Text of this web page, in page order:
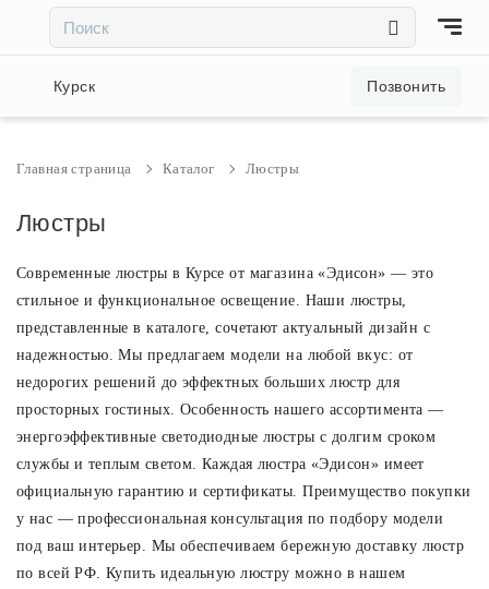
Акции и скидки
Светильники
Бра
Торшеры
Трековые системы
Курск Позвонить
Главная страница Каталог Люстры
Люстры
Современные люстры в Курсе от магазина «Эдисон» — это
стильное и функциональное освещение. Наши люстры,
представленные в каталоге, сочетают актуальный дизайн с
надежностью. Мы предлагаем модели на любой вкус: от
недорогих решений до эффектных больших люстр для
просторных гостиных. Особенность нашего ассортимента —
энергоэффективные светодиодные люстры с долгим сроком
службы и теплым светом. Каждая люстра «Эдисон» имеет
официальную гарантию и сертификаты. Преимущество покупки
у нас — профессиональная консультация по подбору модели
под ваш интерьер. Мы обеспечиваем бережную доставку люстр
по всей РФ. Купить идеальную люстру можно в нашем
××